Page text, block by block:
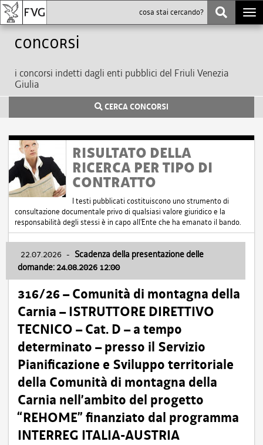
Concorsi
i concorsi indetti dagli enti pubblici del Friuli Venezia
Giulia
CERCA CONCORSI
RISULTATO DELLA
RICERCA PER TIPO DI
CONTRATTO
I testi pubblicati costituiscono uno strumento di
consultazione documentale privo di qualsiasi valore giuridico e la
responsabilità degli stessi è in capo all'Ente che ha emanato il bando.
22.07.2026 - Scadenza della presentazione delle
domande: 24.08.2026 12:00
316/26 – Comunità di montagna della
Carnia – ISTRUTTORE DIRETTIVO
TECNICO – Cat. D – a tempo
determinato – presso il Servizio
Pianificazione e Sviluppo territoriale
della Comunità di montagna della
Carnia nell’ambito del progetto
“REHOME” finanziato dal programma
INTERREG ITALIA-AUSTRIA